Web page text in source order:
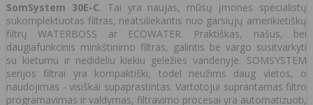
SomSystem 30E-C. Tai yra naujas, mūsų įmonės specialistų
sukomplektuotas filtras, neatsiliekantis nuo garsiųjų amerikietiškų
filtrų WATERBOSS ar ECOWATER. Praktiškas, našus, bei
daugiafunkcinis minkštinimo filtras, galintis be vargo susitvarkyti
su kietumu ir nedideliu kiekiu geležies vandenyje. SOMSYSTEM
serijos filtrai yra kompaktiški, todel neužims daug vietos, o
naudojimas - visiškai supaprastintas. Vartotojui suprantamas filtro
programavimas ir valdymas, filtravimo procesai yra automatizuoti,